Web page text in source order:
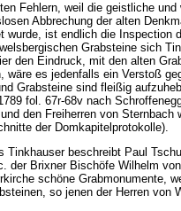
Fehlern, weil die geistliche
Abbrechung der alten
wurde, ist endlich die Inspection
Grabsteine sich
den Eindruck, mit den alten
wäre es jedenfalls ein Verstoß
Grabsteine sind fleißig
fol. 67r-68v nach
den Freiherren von
der Domkapitelprotokolle).
Tinkhauser beschreibt Paul
der Brixner Bischöfe Wilhelm
schöne Grabmonumente,
so jenen der Herren